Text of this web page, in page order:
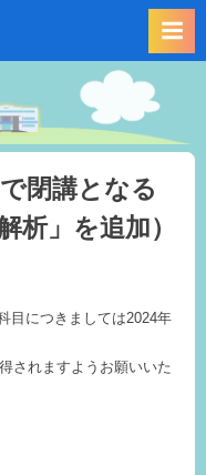
閉講となる
析」を追加）
目につきましては2024年
されますようお願いいた